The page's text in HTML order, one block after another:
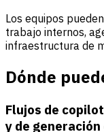
Los equipos
trabajo internos,
infraestructura de
Dónde
Flujos de
y de